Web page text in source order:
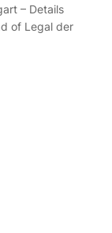
– Details
of Legal der